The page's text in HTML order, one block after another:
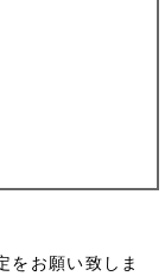
お願い致しま